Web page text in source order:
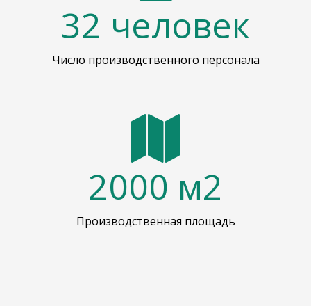
32 человек
Число производственного персонала
2000 м2
Производственная площадь